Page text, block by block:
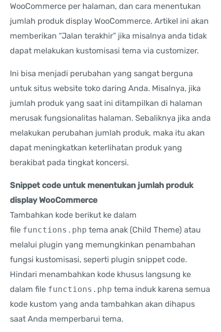
WooCommerce per halaman, dan cara menentukan
jumlah produk display WooCommerce. Artikel ini akan
memberikan “Jalan terakhir” jika misalnya anda tidak
dapat melakukan kustomisasi tema via customizer.
Ini bisa menjadi perubahan yang sangat berguna
untuk situs website toko daring Anda. Misalnya, jika
jumlah produk yang saat ini ditampilkan di halaman
merusak fungsionalitas halaman. Sebaliknya jika anda
melakukan perubahan jumlah produk, maka itu akan
dapat meningkatkan keterlihatan produk yang
berakibat pada tingkat koncersi.
Snippet code untuk menentukan jumlah produk
display WooCommerce
Tambahkan kode berikut ke dalam
file functions.php tema anak (Child Theme) atau
melalui plugin yang memungkinkan penambahan
fungsi kustomisasi, seperti plugin snippet code.
Hindari menambahkan kode khusus langsung ke
dalam file functions.php tema induk karena semua
kode kustom yang anda tambahkan akan dihapus
saat Anda memperbarui tema.